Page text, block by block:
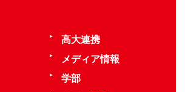
高大連携
メディア情報
学部